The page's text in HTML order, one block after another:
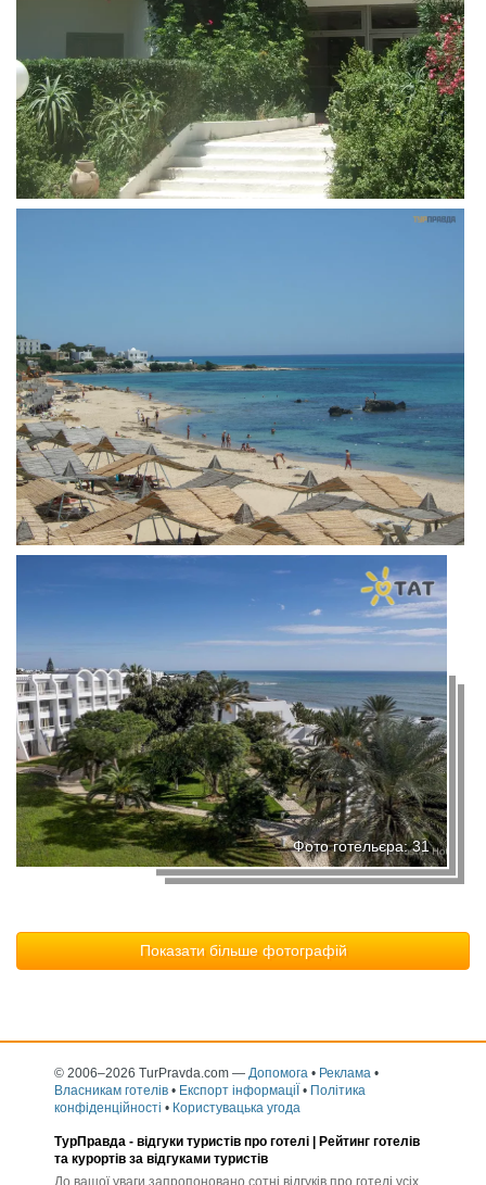
Фото готельєра: 31
Показати більше фотографій
© 2006–2026 TurPravda.com — Допомога • Реклама •
Власникам готелів • Експорт інформаціЇ • Політика
конфіденційності • Користувацька угода
ТурПравда - відгуки туристів про готелі | Рейтинг готелів
та курортів за відгуками туристів